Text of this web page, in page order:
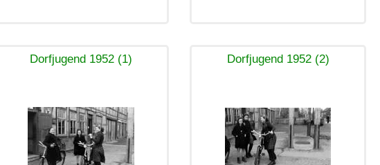
Dorfjugend 1952 (1) Dorfjugend 1952 (2)